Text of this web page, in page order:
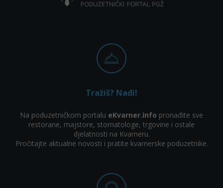
Tražiš? Nađi!
Na poduzetničkom portalu eKvarner.info pronađite sve
restorane, majstore, stomatologe, trgovine i ostale
djelatnosti na Kvarneru.
Pročitajte aktualne novosti i pratite kvarnerske poduzetnike.